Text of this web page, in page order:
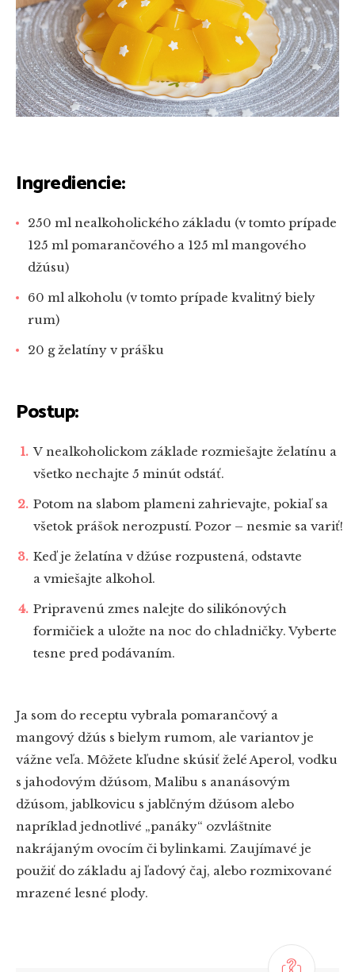
Ingrediencie:
250 ml nealkoholického základu (v tomto prípade
125 ml pomarančového a 125 ml mangového
džúsu)
60 ml alkoholu (v tomto prípade kvalitný biely
rum)
20 g želatíny v prášku
Postup:
V nealkoholickom základe rozmiešajte želatínu a
všetko nechajte 5 minút odstáť.
Potom na slabom plameni zahrievajte, pokiaľ sa
všetok prášok nerozpustí. Pozor – nesmie sa variť!
Keď je želatína v džúse rozpustená, odstavte
a vmiešajte alkohol.
Pripravenú zmes nalejte do silikónových
formičiek a uložte na noc do chladničky. Vyberte
tesne pred podávaním.
Ja som do receptu vybrala pomarančový a
mangový džús s bielym rumom, ale variantov je
vážne veľa. Môžete kľudne skúsiť želé Aperol, vodku
s jahodovým džúsom, Malibu s ananásovým
džúsom, jablkovicu s jablčným džúsom alebo
napríklad jednotlivé „panáky“ ozvláštnite
nakrájaným ovocím či bylinkami. Zaujímavé je
použiť do základu aj ľadový čaj, alebo rozmixované
mrazené lesné plody.